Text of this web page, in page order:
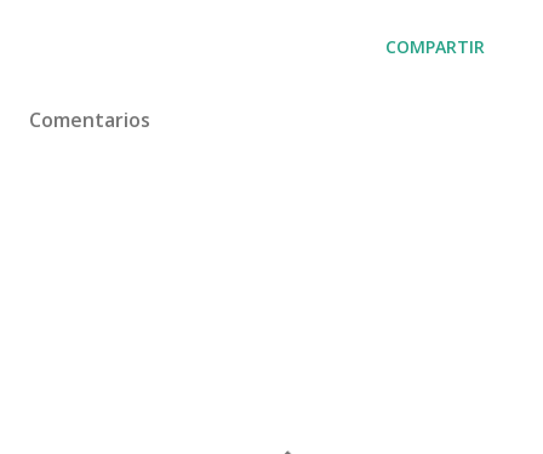
COMPARTIR
Comentarios